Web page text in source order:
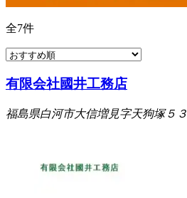
全7件
有限会社國井工務店
福島県白河市大信増見字天狗塚５３